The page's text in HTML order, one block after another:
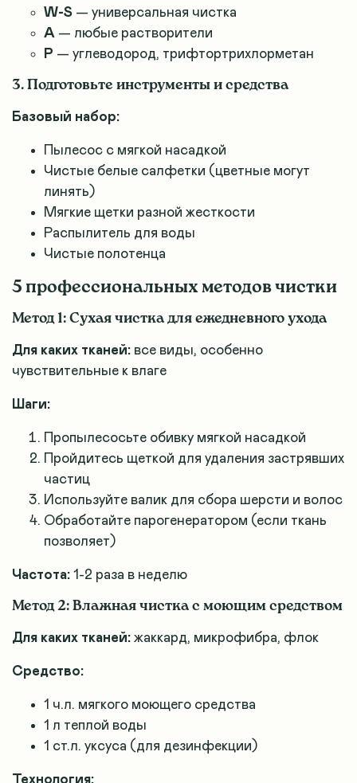
W-S — универсальная чистка
А — любые растворители
Р — углеводород, трифтортрихлорметан
3. Подготовьте инструменты и средства
Базовый набор:
Пылесос с мягкой насадкой
Чистые белые салфетки (цветные могут
линять)
Мягкие щетки разной жесткости
Распылитель для воды
Чистые полотенца
5 профессиональных методов чистки
Метод 1: Сухая чистка для ежедневного ухода
Для каких тканей: все виды, особенно
чувствительные к влаге
Шаги:
Пропылесосьте обивку мягкой насадкой
Пройдитесь щеткой для удаления застрявших
частиц
Используйте валик для сбора шерсти и волос
Обработайте парогенератором (если ткань
позволяет)
Частота: 1-2 раза в неделю
Метод 2: Влажная чистка с моющим средством
Для каких тканей: жаккард, микрофибра, флок
Средство:
1 ч.л. мягкого моющего средства
1 л теплой воды
1 ст.л. уксуса (для дезинфекции)
Технология: